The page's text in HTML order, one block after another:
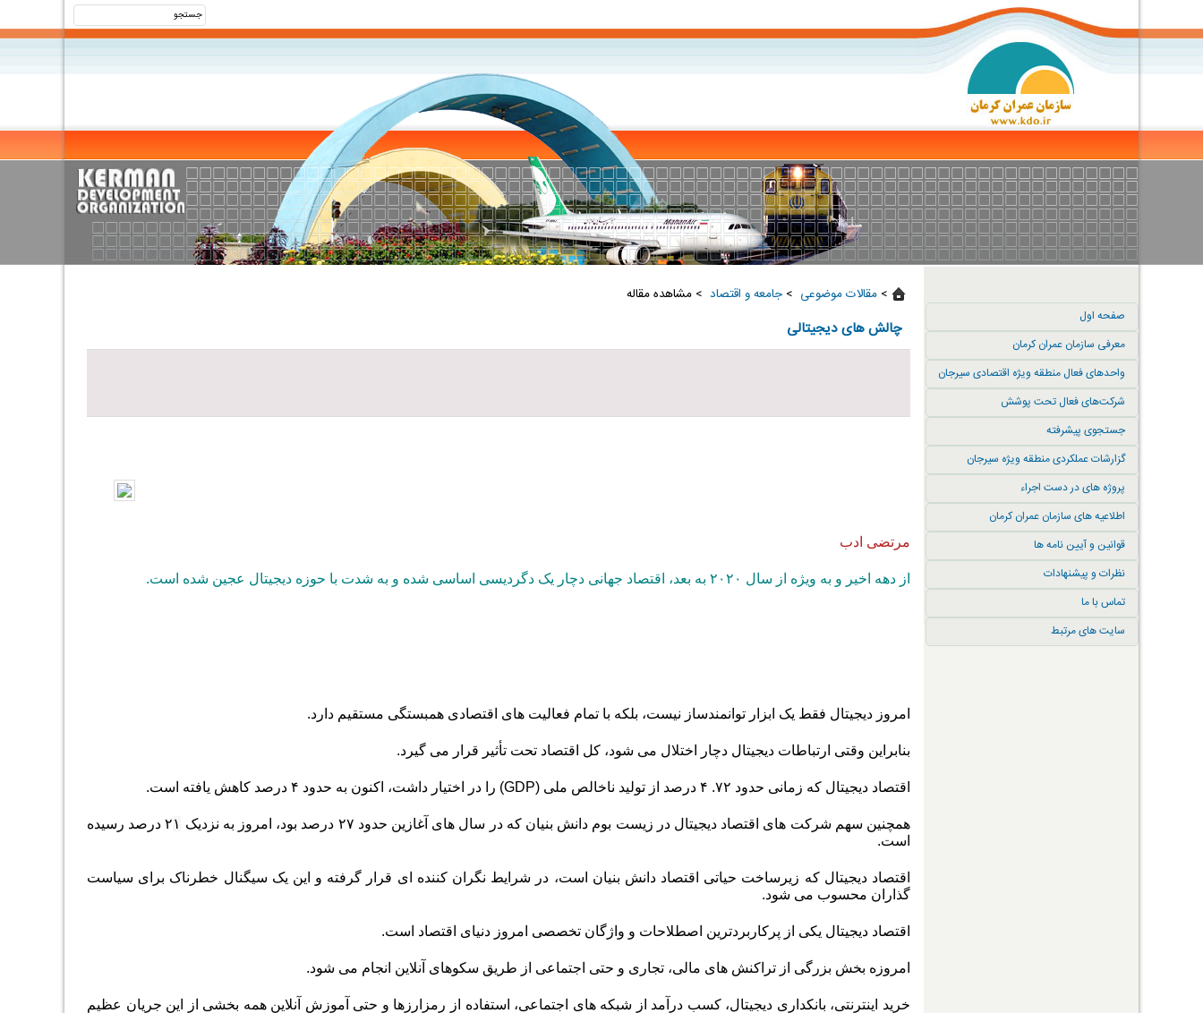
صفحه اول
معرفی سازمان عمران کرمان
واحدهای فعال منطقه ویژه اقتصادی سیرجان
شرکت‌های فعال تحت پوشش
جستجوی پیشرفته
گزارشات عملکردی منطقه ویژه سیرجان
پروژه های در دست اجراء
اطلاعیه های سازمان عمران کرمان
قوانین و آیین نامه ها
نظرات و پیشنهادات
تماس با ما
سایت های مرتبط
> مقالات موضوعی ‏ > جامعه و اقتصاد ‏ > مشاهده مقاله
چالش های دیجیتالی
مرتضی ادب
از دهه اخیر و به ویژه از سال ۲۰۲۰ به بعد، اقتصاد جهانی دچار یک دگردیسی اساسی شده و به شدت با حوزه دیجیتال عجین شده است.
امروز دیجیتال فقط یک ابزار توانمندساز نیست، بلکه با تمام فعالیت های اقتصادی همبستگی مستقیم دارد.
بنابراین وقتی ارتباطات دیجیتال دچار اختلال می شود، کل اقتصاد تحت تأثیر قرار می گیرد.
اقتصاد دیجیتال که زمانی حدود ۷۲. ۴ درصد از تولید ناخالص ملی (GDP) را در اختیار داشت، اکنون به حدود ۴ درصد کاهش یافته است.
همچنین سهم شرکت های اقتصاد دیجیتال در زیست بوم دانش بنیان که در سال های آغازین حدود ۲۷ درصد بود، امروز به نزدیک ۲ ۱
درصد رسیده
است.
اقتصاد دیجیتال که زیرساخت حیاتی اقتصاد دانش بنیان است، در شرایط نگران کننده ای قرار گرفته و این یک سیگنال خطرناک برای سیاست
گذاران محسوب می شود.
اقتصاد دیجیتال یکی از پرکاربردترین اصطلاحات و واژگان تخصصی امروز دنیای اقتصاد است.
امروزه بخش بزرگی از تراکنش های مالی، تجاری و حتی اجتماعی از طریق سکوهای آنلاین انجام می شود.
خرید اینترنتی، بانکداری دیجیتال، کسب درآمد از شبکه های اجتماعی، استفاده از رمزارزها و حتی آموزش آنلاین همه بخشی از این جریان عظیم